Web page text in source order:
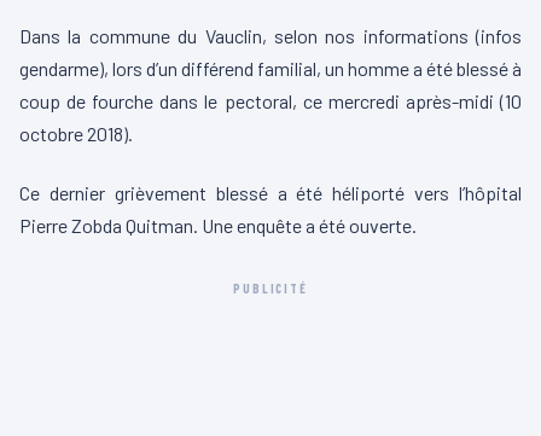
Dans la commune du Vauclin, selon nos informations (infos
gendarme), lors d’un différend familial, un homme a été blessé à
coup de fourche dans le pectoral, ce mercredi après-midi (10
octobre 2018).
Ce dernier grièvement blessé a été héliporté vers l’hôpital
Pierre Zobda Quitman. Une enquête a été ouverte.
PUBLICITÉ